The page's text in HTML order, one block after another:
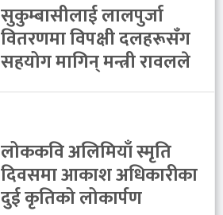
सुकुम्बासीलाई लालपुर्जा
वितरणमा विपक्षी दलहरूसँग
सहयोग मागिन् मन्त्री रावलले
लोककवि अलिमियाँ स्मृति
दिवसमा आकाश अधिकारीका
दुई कृतिको लोकार्पण